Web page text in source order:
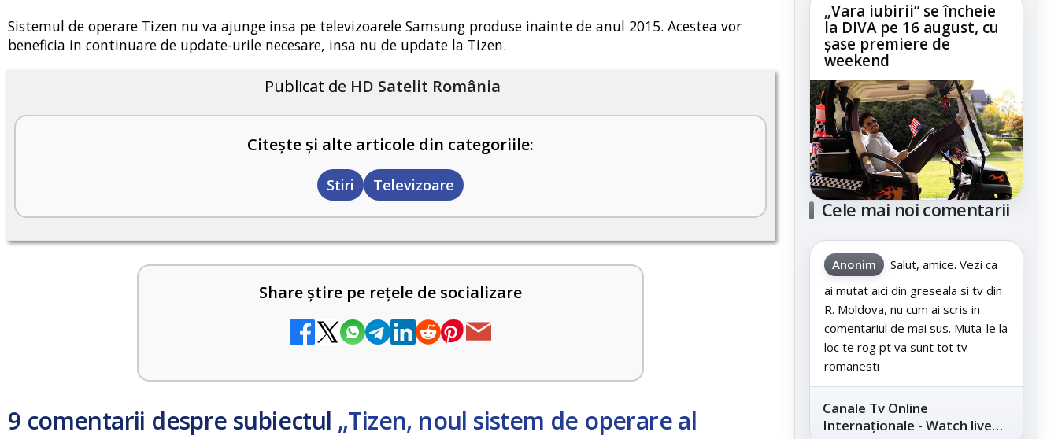
Sistemul de operare Tizen nu va ajunge insa pe televizoarele Samsung produse inainte de anul 2015. Acestea vor
beneficia in continuare de update-urile necesare, insa nu de update la Tizen.
Publicat de HD Satelit România
Citește și alte articole din categoriile:
Stiri Televizoare
Share știre pe rețele de socializare
9 comentarii despre subiectul „Tizen, noul sistem de operare al
„Vara iubirii” se încheie
la DIVA pe 16 august, cu
șase premiere de
weekend
Cele mai noi comentarii
Anonim
Salut, amice. Vezi ca
ai mutat aici din greseala si tv din
R. Moldova, nu cum ai scris in
comentariul de mai sus. Muta-le la
loc te rog pt va sunt tot tv
romanesti
Canale Tv Online
Internaționale - Watch live